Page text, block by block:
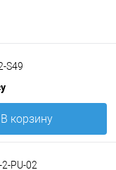
S49
В корзину
2-PU-02